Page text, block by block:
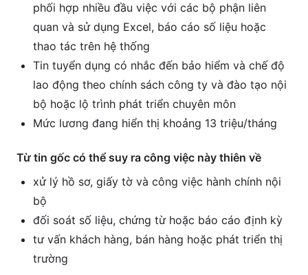
phối hợp nhiều đầu việc với các bộ phận liên
quan và sử dụng Excel, báo cáo số liệu hoặc
thao tác trên hệ thống
Tin tuyển dụng có nhắc đến bảo hiểm và chế độ
lao động theo chính sách công ty và đào tạo nội
bộ hoặc lộ trình phát triển chuyên môn
Mức lương đang hiển thị khoảng 13 triệu/tháng
Từ tin gốc có thể suy ra công việc này thiên về
xử lý hồ sơ, giấy tờ và công việc hành chính nội
bộ
đối soát số liệu, chứng từ hoặc báo cáo định kỳ
tư vấn khách hàng, bán hàng hoặc phát triển thị
trường